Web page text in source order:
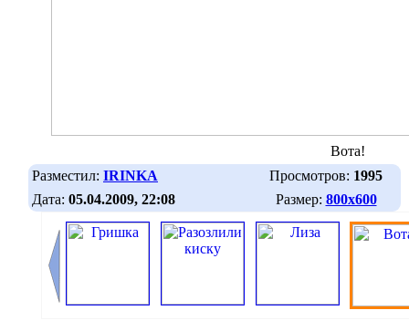
Вота!
Разместил: IRINKA Просмотров: 1995
Дата: 05.04.2009, 22:08 Размер: 800х600